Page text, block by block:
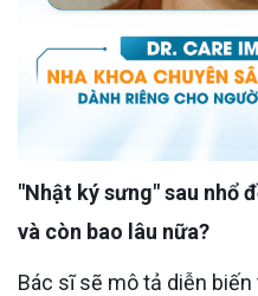
"Nhật ký sưng" sau nhổ đồng thời — Chú đang ở đâu
và còn bao lâu nữa?
Bác sĩ sẽ mô tả diễn biến thực tế để Chú đối chiếu